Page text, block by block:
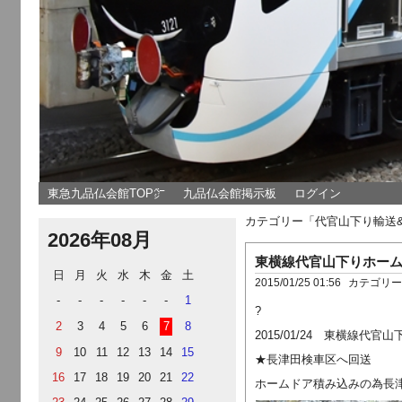
東急九品仏会館TOP㌻ 九品仏会館掲示板 ログイン
2026年08月
日 月 火 水 木 金
土
-
- - - - -
1
2
3 4 5 6 7
8
9
10 11 12 13 14
15
16
17 18 19 20 21
22
カテゴリー「代官山下り輸
東横線代官山下りホー
2015/01/25 01:56 カテゴリ
?
2015/01/24 東横線代官山
★長津田検車区へ回送
ホームドア積み込みの為長